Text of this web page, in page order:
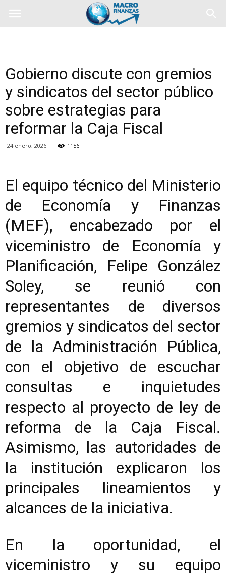
Gobierno discute con gremios
y sindicatos del sector público
sobre estrategias para
reformar la Caja Fiscal
24 enero, 2026 1156
El equipo técnico del Ministerio
de Economía y Finanzas
(MEF), encabezado por el
viceministro de Economía y
Planificación, Felipe González
Soley, se reunió con
representantes de diversos
gremios y sindicatos del sector
de la Administración Pública,
con el objetivo de escuchar
consultas e inquietudes
respecto al proyecto de ley de
reforma de la Caja Fiscal.
Asimismo, las autoridades de
la institución explicaron los
principales lineamientos y
alcances de la iniciativa.
En la oportunidad, el
viceministro y su equipo